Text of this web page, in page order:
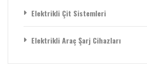
Elektrikli Çit Sistemleri
Elektrikli Araç Şarj Cihazları